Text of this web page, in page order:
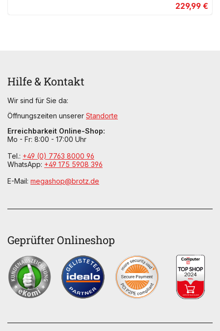
229,99 €
Hilfe & Kontakt
Wir sind für Sie da:
Öffnungszeiten unserer Standorte
Erreichbarkeit Online-Shop:
Mo - Fr: 8:00 - 17:00 Uhr
Tel.: +49 (0) 7763 8000 96
WhatsApp: +49 175 5908 396
E-Mail: megashop@brotz.de
Geprüfter Onlineshop